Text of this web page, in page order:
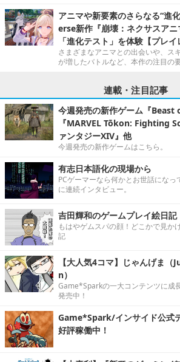
アニマや新要素のさらなる“進
erse新作『崩壊：ネクサスア
「進化テスト」を体験【プレイ
さまざまなアニマとの出会いや、ス
が増したバトルなど、本作の注目の
連載・注目記事
今週発売の新作ゲーム『Beast
『MARVEL Tōkon: Fighting
ァンタジーXIV』他
今週発売の新作ゲームはこちら。
有志日本語化の現場から
PCゲーマーなら何かとお世話にな
に連続インタビュー。
吉田輝和のゲームプレイ絵日記
もはやゲムスパの顔！どこかで見か
記
【大人気4コマ】じゃんげま
n）
Game*Sparkの一大コンテンツに成
発売中！
Game*Spark/インサイド公式
好評稼働中！